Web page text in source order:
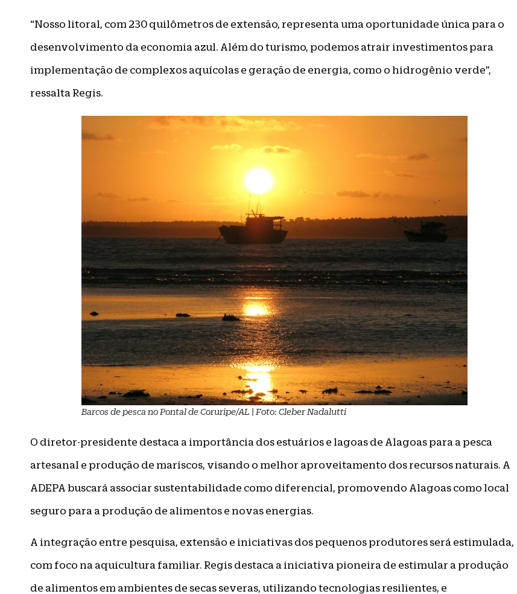
“Nosso litoral, com 230 quilômetros de extensão, representa uma oportunidade única para o
desenvolvimento da economia azul. Além do turismo, podemos atrair investimentos para
implementação de complexos aquícolas e geração de energia, como o hidrogênio verde”,
ressalta Regis.
Barcos de pesca no Pontal de Coruripe/AL | Foto: Cleber Nadalutti
O diretor-presidente destaca a importância dos estuários e lagoas de Alagoas para a pesca
artesanal e produção de mariscos, visando o melhor aproveitamento dos recursos naturais. A
ADEPA buscará associar sustentabilidade como diferencial, promovendo Alagoas como local
seguro para a produção de alimentos e novas energias.
A integração entre pesquisa, extensão e iniciativas dos pequenos produtores será estimulada,
com foco na aquicultura familiar. Regis destaca a iniciativa pioneira de estimular a produção
de alimentos em ambientes de secas severas, utilizando tecnologias resilientes, e